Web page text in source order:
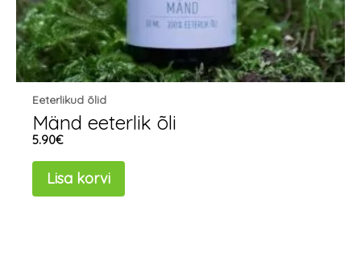
Eeterlikud õlid
Mänd eeterlik õli
5.90€
Lisa korvi